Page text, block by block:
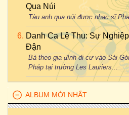
Qua Núi
Tàu anh qua núi được nhạc sĩ
Danh Ca Lệ Thu: Sự
Đận
Bà theo gia đình di cư vào Sài
Pháp tại trường Les Lauriers...
ALBUM MỚI NHẤT